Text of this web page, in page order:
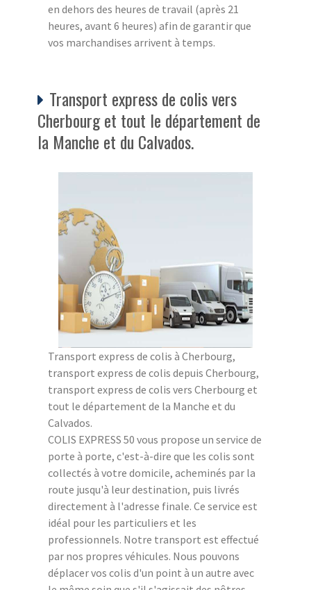
en dehors des heures de travail (après 21
heures, avant 6 heures) afin de garantir que
vos marchandises arrivent à temps.
Transport express de colis vers
Cherbourg et tout le département de
la Manche et du Calvados.
Transport express de colis à Cherbourg,
transport express de colis depuis Cherbourg,
transport express de colis vers Cherbourg et
tout le département de la Manche et du
Calvados.
COLIS EXPRESS 50 vous propose un service de
porte à porte, c'est-à-dire que les colis sont
collectés à votre domicile, acheminés par la
route jusqu'à leur destination, puis livrés
directement à l'adresse finale. Ce service est
idéal pour les particuliers et les
professionnels. Notre transport est effectué
par nos propres véhicules. Nous pouvons
déplacer vos colis d'un point à un autre avec